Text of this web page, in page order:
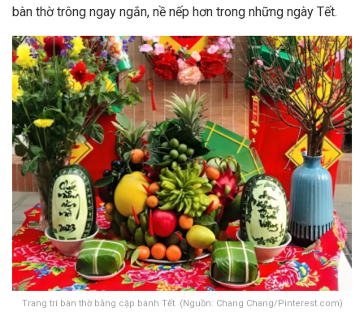
bàn thờ trông ngay ngắn, nề nếp hơn trong những ngày Tết.
Trang trí bàn thờ bằng cặp bánh Tết. (Nguồn: Chang Chang/Pinterest.com)